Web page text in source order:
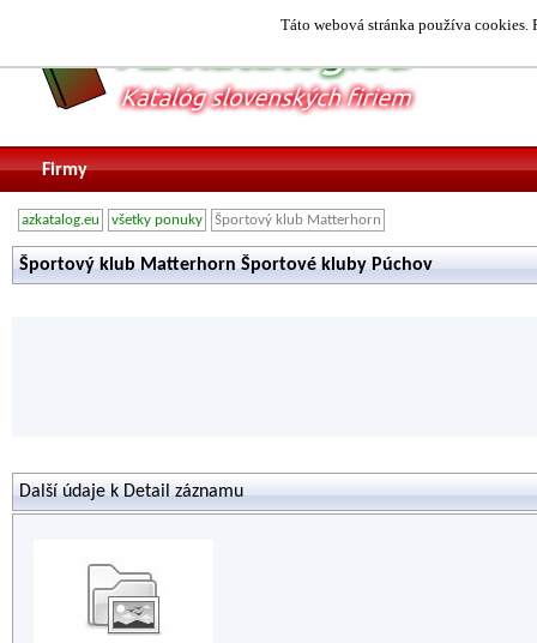
Táto webová stránka používa
Firmy
azkatalog.eu všetky ponuky Športový klub Matterhorn
Športový klub Matterhorn Športové kluby Púchov
Další údaje k Detail záznamu